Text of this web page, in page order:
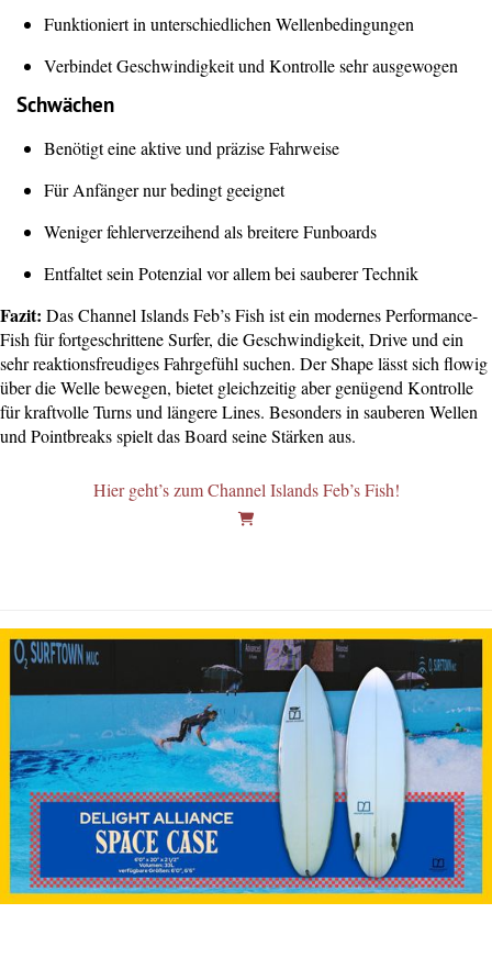
Funktioniert in unterschiedlichen Wellenbedingungen
Verbindet Geschwindigkeit und Kontrolle sehr ausgewogen
Schwächen
Benötigt eine aktive und präzise Fahrweise
Für Anfänger nur bedingt geeignet
Weniger fehlerverzeihend als breitere Funboards
Entfaltet sein Potenzial vor allem bei sauberer Technik
Fazit: Das Channel Islands Feb’s Fish ist ein modernes Performance-
Fish für fortgeschrittene Surfer, die Geschwindigkeit, Drive und ein
sehr reaktionsfreudiges Fahrgefühl suchen. Der Shape lässt sich flowig
über die Welle bewegen, bietet gleichzeitig aber genügend Kontrolle
für kraftvolle Turns und längere Lines. Besonders in sauberen Wellen
und Pointbreaks spielt das Board seine Stärken aus.
Hier geht’s zum Channel Islands Feb’s Fish!